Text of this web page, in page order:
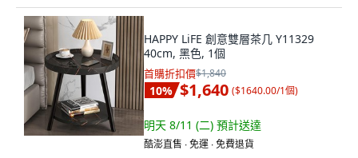
HAPPY LiFE 創意雙層茶几 Y11329
40cm, 黑色, 1個
首購折扣價$1,840
10% $1,640 ($1640.00/1個)
明天 8/11 (二) 預計送達
酷澎直售 ∙ 免運 ∙ 免費退貨